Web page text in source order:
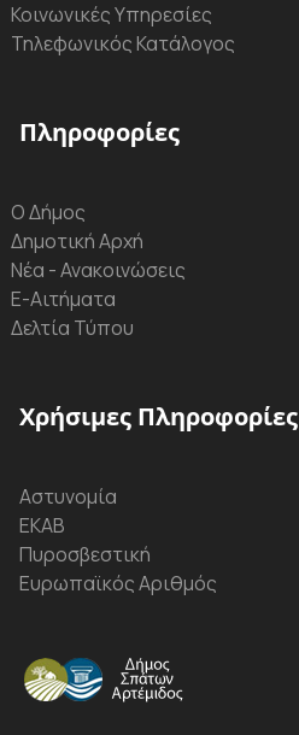
Κοινωνικές Υπηρεσίες
Τηλεφωνικός Κατάλογος
Πληροφορίες
Ο Δήμος
Δημοτική Αρχή
Νέα - Ανακοινώσεις
Ε-Αιτήματα
Δελτία Τύπου
Χρήσιμες Πληροφορίες
Αστυνομία
ΕΚΑΒ
Πυροσβεστική
Ευρωπαϊκός Αριθμός